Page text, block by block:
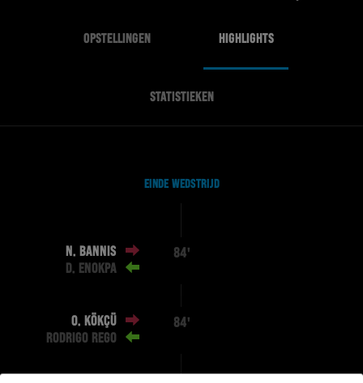
OPSTELLINGEN HIGHLIGHTS
STATISTIEKEN
EINDE WEDSTRIJD
N. BANNIS
D. ENOKPA
84'
O. KÖKÇÜ
RODRIGO REGO
84'